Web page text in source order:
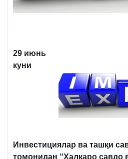
29 июнь
куни
Инвестициялар ва ташқи
томонидан “Халқаро савдо